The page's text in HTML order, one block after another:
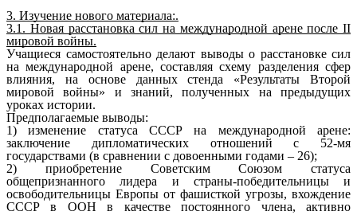
3. Изучение нового материала:.
3.1. Новая расстановка сил на международной арене после II
мировой войны.
Учащиеся самостоятельно делают выводы о расстановке сил
на международной арене, составляя схему разделения сфер
влияния, на основе данных стенда «Результаты Второй
мировой войны» и знаний, полученных на предыдущих
уроках истории.
Предполагаемые выводы:
1) изменение статуса СССР на международной арене:
заключение дипломатических отношений с 52-мя
государствами (в сравнении с довоенными годами – 26);
2) приобретение Советским Союзом статуса
общепризнанного лидера и страны-победительницы и
освободительницы Европы от фашисткой угрозы, вхождение
СССР в ООН в качестве постоянного члена, активно